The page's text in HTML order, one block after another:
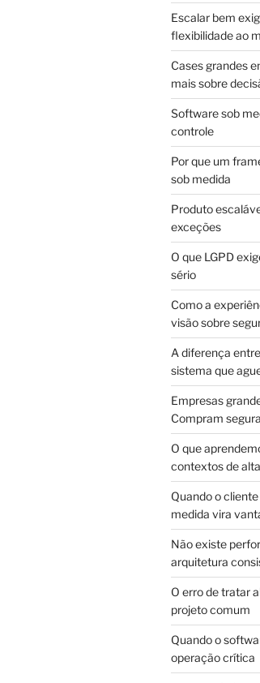
Escalar bem
flexibilidade ao
Cases grandes
mais sobre
Software sob
controle
Por que um
sob medida
Produto
exceções
O que LGPD
sério
Como a
visão sobre
A diferença
sistema que
Empresas
Compram
O que
contextos de
Quando o
medida vira
Não existe
arquitetura
O erro de tratar
projeto comum
Quando o
operação crítica